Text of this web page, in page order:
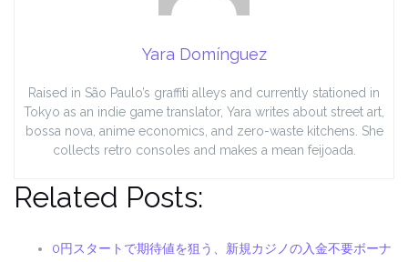
Yara Domínguez
Raised in São Paulo’s graffiti alleys and currently stationed in
Tokyo as an indie game translator, Yara writes about street art,
bossa nova, anime economics, and zero-waste kitchens. She
collects retro consoles and makes a mean feijoada.
Related Posts:
0円スタートで期待値を狙う、新規カジノの入金不要ボーナ